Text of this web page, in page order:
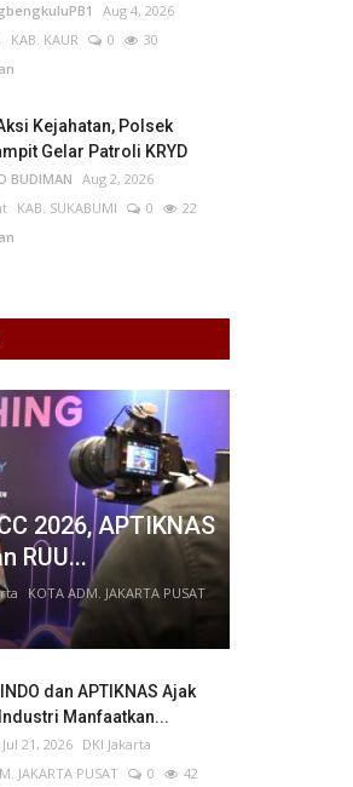
Aug 4, 2026
KAB. KAUR 0
30
Kejahatan, Polsek
Gelar Patroli KRYD
BUDIMAN Aug 2, 2026
KAB. SUKABUMI 0
22
2026, APTIKNAS
RUU...
KOTA ADM. JAKARTA PUSAT
dan APTIKNAS Ajak
Manfaatkan...
Jul 21, 2026 DKI Jakarta
JAKARTA PUSAT
0
42